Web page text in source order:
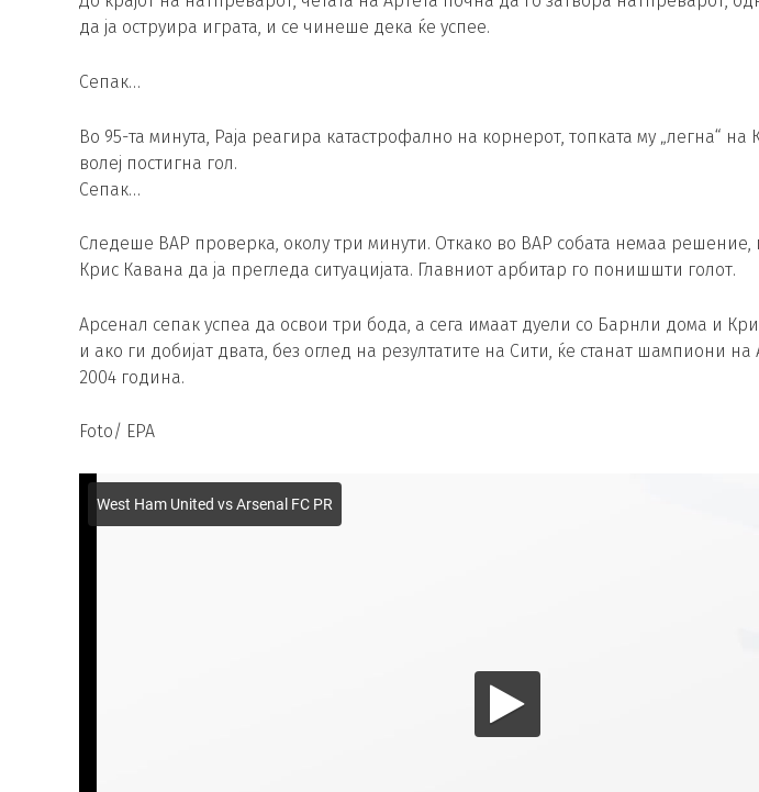
да ја оструира играта, и се чинеше дека ќе успее.
Сепак…
Во 95-та минута, Раја реагира катастрофално на корнерот, топката му „легна“ на
волеј постигна гол.
Сепак…
Следеше ВАР проверка, околу три минути. Откако во ВАР собата немаа решение,
Крис Кавана да ја прегледа ситуацијата. Главниот арбитар го понишшти голот.
Арсенал сепак успеа да освои три бода, а сега имаат дуели со Барнли дома и
и ако ги добијат двата, без оглед на резултатите на Сити, ќе станат шампиони на
2004 година.
Foto/ EPA